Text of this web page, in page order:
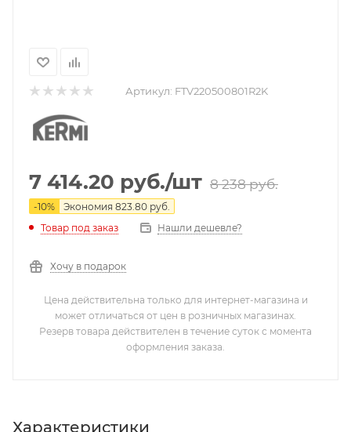
Артикул: FTV220500801R2K
7 414.20 руб./шт 8 238руб.
-10% Экономия 823.80 руб.
Товар под заказ
Нашли дешевле?
Хочу в подарок
Цена действительна только для интернет-магазина и
может отличаться от цен в розничных магазинах.
Резерв товара действителен в течение суток с момента
оформления заказа.
Характеристики